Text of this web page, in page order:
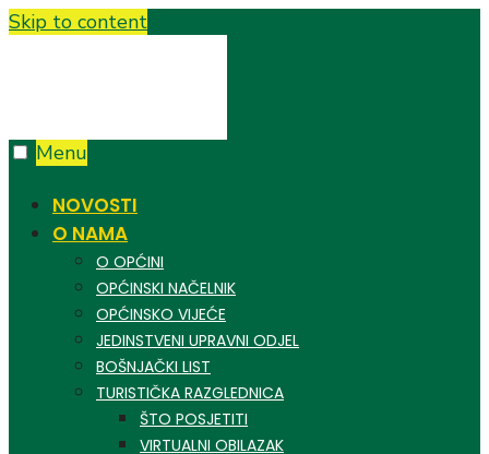
Skip to content
Menu
NOVOSTI
O NAMA
O OPĆINI
OPĆINSKI NAČELNIK
OPĆINSKO VIJEĆE
JEDINSTVENI UPRAVNI ODJEL
BOŠNJAČKI LIST
TURISTIČKA RAZGLEDNICA
ŠTO POSJETITI
VIRTUALNI OBILAZAK